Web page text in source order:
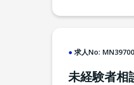
求人No: MN39700
未経験者相